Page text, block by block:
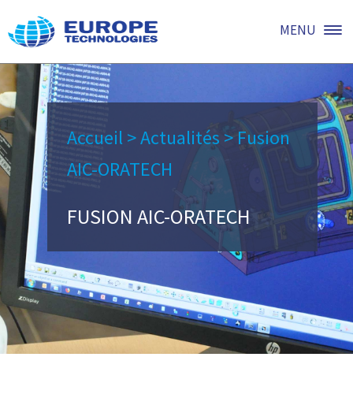
MENU
Accueil>Actualités > Fusion
AIC-ORATECH
FUSION AIC-ORATECH